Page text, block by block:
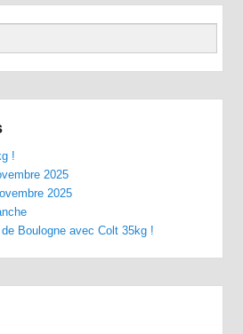
!
2025
2025
Boulogne avec Colt 35kg !